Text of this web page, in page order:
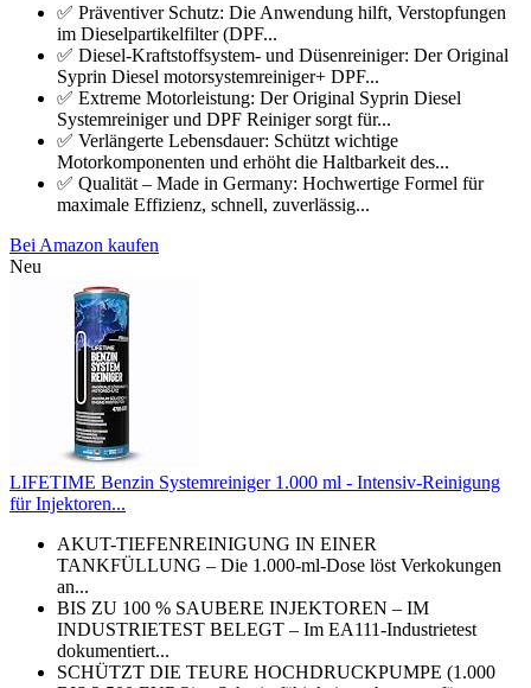
✅ Präventiver Schutz: Die Anwendung hilft, Verstopfungen
im Dieselpartikelfilter (DPF...
✅ Diesel-Kraftstoffsystem- und Düsenreiniger: Der Original
Syprin Diesel motorsystemreiniger+ DPF...
✅ Extreme Motorleistung: Der Original Syprin Diesel
Systemreiniger und DPF Reiniger sorgt für...
✅ Verlängerte Lebensdauer: Schützt wichtige
Motorkomponenten und erhöht die Haltbarkeit des...
✅ Qualität – Made in Germany: Hochwertige Formel für
maximale Effizienz, schnell, zuverlässig...
Bei Amazon kaufen
Neu
LIFETIME Benzin Systemreiniger 1.000 ml - Intensiv-Reinigung
für Injektoren...
AKUT-TIEFENREINIGUNG IN EINER
TANKFÜLLUNG – Die 1.000-ml-Dose löst Verkokungen
an...
BIS ZU 100 % SAUBERE INJEKTOREN – IM
INDUSTRIETEST BELEGT – Im EA111-Industrietest
dokumentiert...
SCHÜTZT DIE TEURE HOCHDRUCKPUMPE (1.000